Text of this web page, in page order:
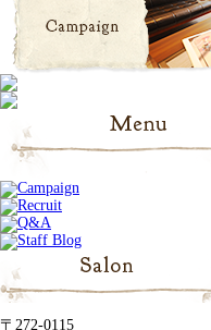
〒272-0115